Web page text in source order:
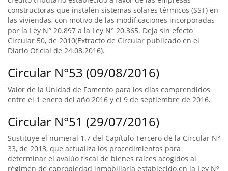
constructoras que instalen sistemas solares térmicos (SST) en
las viviendas, con motivo de las modificaciones incorporadas
por la Ley N° 20.897 a la Ley N° 20.365. Deja sin efecto
Circular 50, de 2010(Extracto de Circular publicado en el
Diario Oficial de 24.08.2016).
Circular N°53 (09/08/2016)
Valor de la Unidad de Fomento para los días comprendidos
entre el 1 enero del año 2016 y el 9 de septiembre de 2016.
Circular N°51 (29/07/2016)
Sustituye el numeral 1.7 del Capítulo Tercero de la Circular N°
33, de 2013, que actualiza los procedimientos para
determinar el avalúo fiscal de bienes raíces acogidos al
régimen de copropiedad inmobiliaria establecido en la Ley Nº